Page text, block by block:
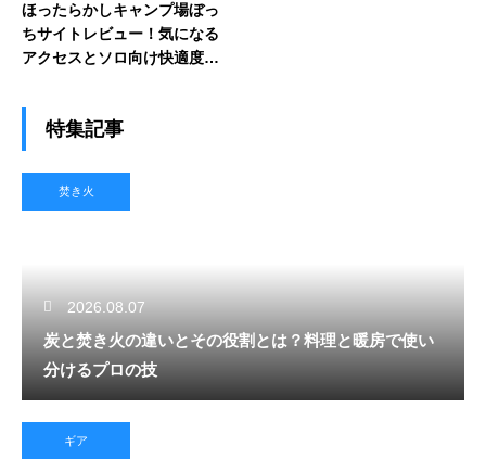
ほったらかしキャンプ場ぼっ
ちサイトレビュー！気になる
アクセスとソロ向け快適度を
特集記事
焚き火
2026.08.07
炭と焚き火の違いとその役割とは？料理と暖房で使い
分けるプロの技
ギア